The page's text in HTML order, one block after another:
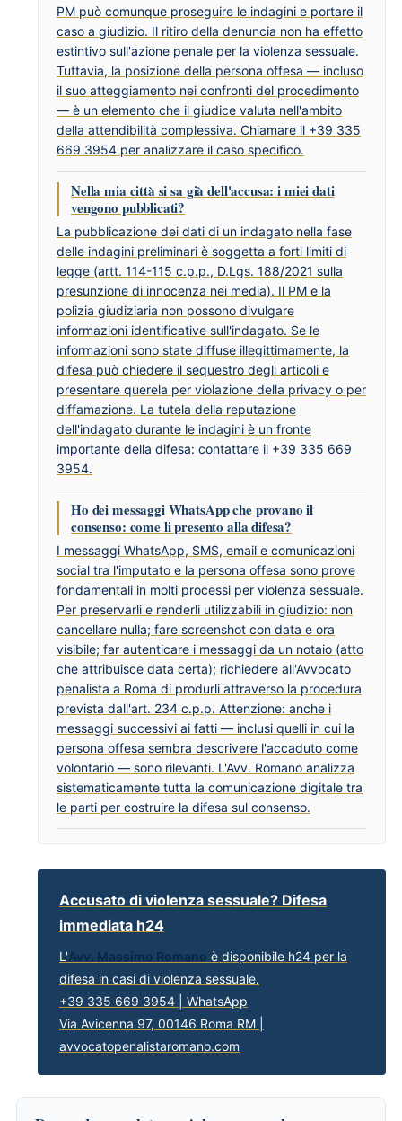
PM può comunque proseguire le indagini e portare il
caso a giudizio. Il ritiro della denuncia non ha effetto
estintivo sull'azione penale per la violenza sessuale.
Tuttavia, la posizione della persona offesa — incluso
il suo atteggiamento nei confronti del procedimento
— è un elemento che il giudice valuta nell'ambito
della attendibilità complessiva. Chiamare il +39 335
669 3954 per analizzare il caso specifico.
Nella mia città si sa già dell'accusa: i miei dati
vengono pubblicati?
La pubblicazione dei dati di un indagato nella fase
delle indagini preliminari è soggetta a forti limiti di
legge (artt. 114-115 c.p.p., D.Lgs. 188/2021 sulla
presunzione di innocenza nei media). Il PM e la
polizia giudiziaria non possono divulgare
informazioni identificative sull'indagato. Se le
informazioni sono state diffuse illegittimamente, la
difesa può chiedere il sequestro degli articoli e
presentare querela per violazione della privacy o per
diffamazione. La tutela della reputazione
dell'indagato durante le indagini è un fronte
importante della difesa: contattare il +39 335 669
3954.
Ho dei messaggi WhatsApp che provano il
consenso: come li presento alla difesa?
I messaggi WhatsApp, SMS, email e comunicazioni
social tra l'imputato e la persona offesa sono prove
fondamentali in molti processi per violenza sessuale.
Per preservarli e renderli utilizzabili in giudizio: non
cancellare nulla; fare screenshot con data e ora
visibile; far autenticare i messaggi da un notaio (atto
che attribuisce data certa); richiedere all'Avvocato
penalista a Roma di produrli attraverso la procedura
prevista dall'art. 234 c.p.p. Attenzione: anche i
messaggi successivi ai fatti — inclusi quelli in cui la
persona offesa sembra descrivere l'accaduto come
volontario — sono rilevanti. L'Avv. Romano analizza
sistematicamente tutta la comunicazione digitale tra
le parti per costruire la difesa sul consenso.
Accusato di violenza sessuale? Difesa
immediata h24
L'Avv. Massimo Romano è disponibile h24 per la
difesa in casi di violenza sessuale.
+39 335 669 3954 | WhatsApp
Via Avicenna 97, 00146 Roma RM |
avvocatopenalistaromano.com